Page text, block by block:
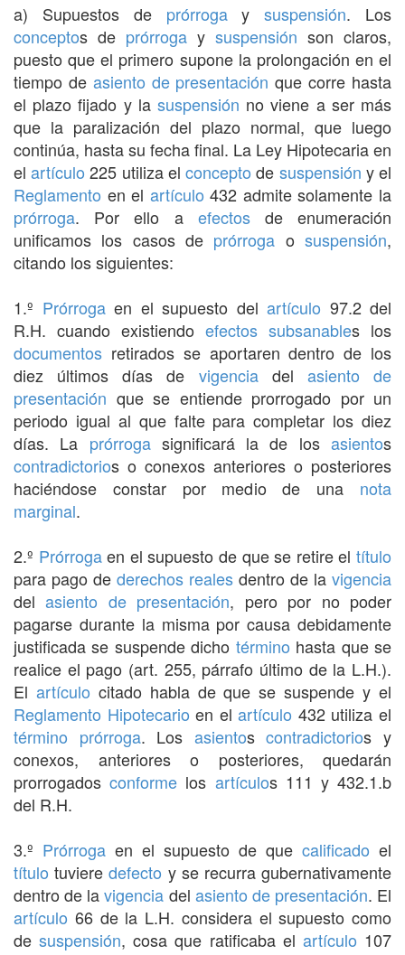
a) Supuestos de prórrogaysuspensión. Los
conceptos de prórroga y suspensión son claros,
puesto que el primero supone la prolongación en el
tiempo de asiento de presentación que corre hasta
el plazo fijado y la suspensión no viene a ser más
que la paralización del plazo normal, que luego
continúa, hasta su fecha final. La Ley Hipotecaria en
elartículo 225 utiliza elconcepto de suspensión y el
Reglamento en el artículo 432 admite solamente la
prórroga. Por ello a efectosde enumeración
unificamos los casos de prórroga osuspensión,
citando los siguientes:
1.º Prórrogaen el supuesto del artículo 97.2 del
R.H. cuando existiendo efectos subsanables los
documentos retirados se aportaren dentro de los
diez últimos días de vigenciadel asiento de
presentación que se entiende prorrogado por un
periodo igual al que falte para completar los diez
días. La prórrogasignificará la de losasientos
contradictorios o conexos anteriores o posteriores
haciéndose constar por medio de una nota
marginal.
2.º Prórrogaen el supuesto de que se retire eltítulo
para pago de derechos reales dentro de la vigencia
delasiento de presentación, pero por no poder
pagarse durante la misma por causa debidamente
justificada se suspende dicho término hasta que se
realice el pago (art. 255, párrafo último de la L.H.).
El artículo citado habla de que se suspende y el
Reglamento Hipotecario en elartículo 432 utiliza el
término prórroga. Los asientoscontradictorios y
conexos, anteriores o posteriores, quedarán
prorrogadosconforme los artículos 111 y 432.1.b
del R.H.
3.º Prórroga en el supuesto de que calificado el
título tuvieredefecto y se recurra gubernativamente
dentro de lavigencia del asiento de presentación. El
artículo 66 de la L.H. considera el supuesto como
desuspensión, cosa que ratificaba el artículo 107